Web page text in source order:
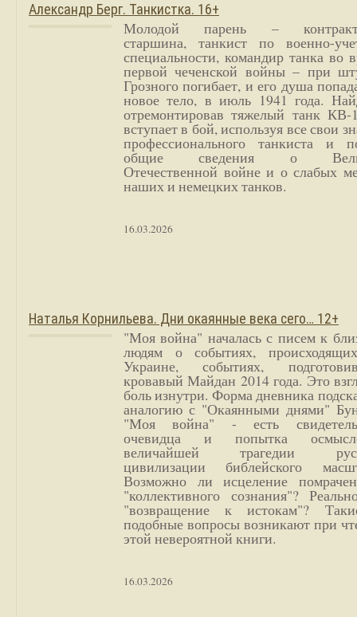
Александр Берг. Танкистка. 16+
Молодой парень –
старшина, танкист по военно-
специальности, командир танка во
первой чеченской войны – при
Грозного погибает, и его душа
новое тело, в июль 1941 года.
отремонтировав тяжелый танк
вступает в бой, используя все свои
профессионального танкиста и
общие сведения о
Отечественной войне и о слабых
наших и немецких танков.
16.03.2026
Наталья Корнильева. Дни окаянные века сего… 12+
"Моя война" началась с писем к
людям о событиях,
Украине, событиях,
кровавый Майдан 2014 года. Это
боль изнутри. Форма дневника
аналогию с "Окаянными днями"
"Моя война" - есть
очевидца и попытка
величайшей трагедии
цивилизации библейского
Возможно ли исцеление
"коллективного сознания"?
"возвращение к истокам"?
подобные вопросы возникают при
этой невероятной книги.
16.03.2026